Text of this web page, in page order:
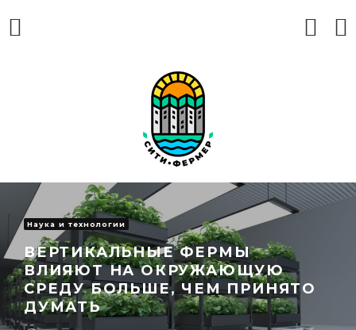
Наука и технологии
ВЕРТИКАЛЬНЫЕ ФЕРМЫ
ВЛИЯЮТ НА ОКРУЖАЮЩУЮ
СРЕДУ БОЛЬШЕ, ЧЕМ ПРИНЯТО
ДУМАТЬ